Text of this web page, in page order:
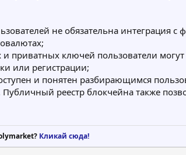
не обязательна интеграция
приватных ключей пользователи
или регистрации;
и понятен разбирающимся
реестр блокчейна также
Кликай сюда!